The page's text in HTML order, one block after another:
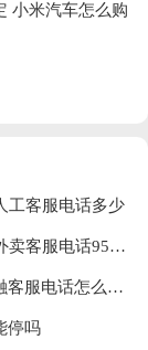
小米汽车怎么购
工客服电话多少
京东外卖客服24小时热线人工电话 京东外卖客服电话95172怎么转人工
度小满金融人工客服电话多少 度小满金融客服电话怎么转人工
停吗